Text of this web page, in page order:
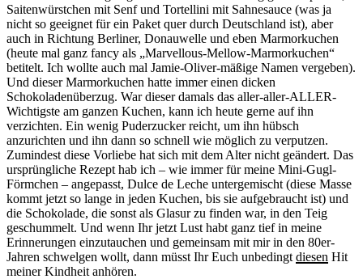
Saitenwürstchen mit Senf und Tortellini mit Sahnesauce (was ja
nicht so geeignet für ein Paket quer durch Deutschland ist), aber
auch in Richtung Berliner, Donauwelle und eben Marmorkuchen
(heute mal ganz fancy als „Marvellous-Mellow-Marmorkuchen“
betitelt. Ich wollte auch mal Jamie-Oliver-mäßige Namen vergeben).
Und dieser Marmorkuchen hatte immer einen dicken
Schokoladenüberzug. War dieser damals das aller-aller-ALLER-
Wichtigste am ganzen Kuchen, kann ich heute gerne auf ihn
verzichten. Ein wenig Puderzucker reicht, um ihn hübsch
anzurichten und ihn dann so schnell wie möglich zu verputzen.
Zumindest diese Vorliebe hat sich mit dem Alter nicht geändert. Das
ursprüngliche Rezept hab ich – wie immer für meine Mini-Gugl-
Förmchen – angepasst, Dulce de Leche untergemischt (diese Masse
kommt jetzt so lange in jeden Kuchen, bis sie aufgebraucht ist) und
die Schokolade, die sonst als Glasur zu finden war, in den Teig
geschummelt. Und wenn Ihr jetzt Lust habt ganz tief in meine
Erinnerungen einzutauchen und gemeinsam mit mir in den 80er-
Jahren schwelgen wollt, dann müsst Ihr Euch unbedingt diesen Hit
meiner Kindheit anhören.